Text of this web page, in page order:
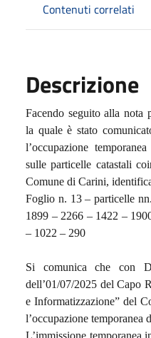
Contenuti correlati
Descrizione
Facendo seguito alla nota
la quale è stato
l’occupazione
sulle particelle catastali
Comune di Carini,
Foglio n. 13 – particelle
1899 – 2266 – 1422 –
– 1022 – 290
Si comunica che con
dell’01/07/2025 del Capo
e Informatizzazione” del
l’occupazione temporanea
L’immissione temporanea